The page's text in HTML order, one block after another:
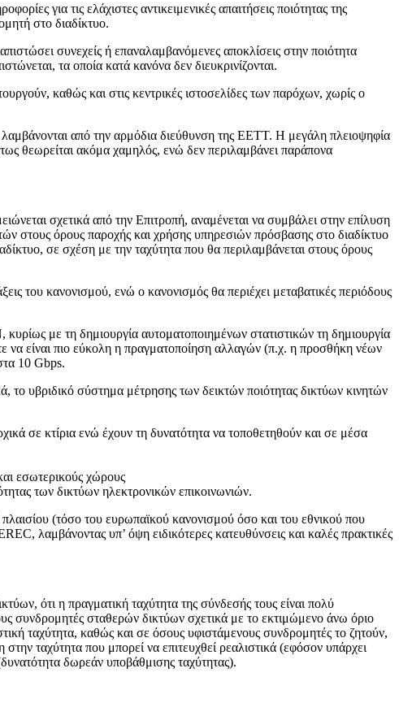
για τις ελάχιστες αντικειμενικές απαιτήσεις ποιότητας της
στο διαδίκτυο.
συνεχείς ή επαναλαμβανόμενες αποκλίσεις στην ποιότητα
τα οποία κατά κανόνα δεν διευκρινίζονται.
καθώς και στις κεντρικές ιστοσελίδες των παρόχων, χωρίς ο
από την αρμόδια διεύθυνση της ΕΕΤΤ. Η μεγάλη πλειοψηφία
θεωρείται ακόμα χαμηλός, ενώ δεν περιλαμβάνει παράπονα
σχετικά από την Επιτροπή, αναμένεται να συμβάλει στην επίλυση
στους όρους παροχής και χρήσης υπηρεσιών πρόσβασης στο διαδίκτυο
σε σχέση με την ταχύτητα που θα περιλαμβάνεται στους όρους
του κανονισμού, ενώ ο κανονισμός θα περιέχει μεταβατικές περιόδους
με τη δημιουργία αυτοματοποιημένων στατιστικών τη δημιουργία
να είναι πιο εύκολη η πραγματοποίηση αλλαγών (π.χ. η προσθήκη νέων
10 Gbps.
υβριδικό σύστημα μέτρησης των δεικτών ποιότητας δικτύων κινητών
σε κτίρια ενώ έχουν τη δυνατότητα να τοποθετηθούν και σε μέσα
εσωτερικούς χώρους
των δικτύων ηλεκτρονικών επικοινωνιών.
(τόσο του ευρωπαϊκού κανονισμού όσο και του εθνικού που
λαμβάνοντας υπ’ όψη ειδικότερες κατευθύνσεις και καλές πρακτικές
ότι η πραγματική ταχύτητα της σύνδεσής τους είναι πολύ
συνδρομητές σταθερών δικτύων σχετικά με το εκτιμώμενο άνω όριο
ταχύτητα, καθώς και σε όσους υφιστάμενους συνδρομητές το ζητούν,
ταχύτητα που μπορεί να επιτευχθεί ρεαλιστικά (εφόσον υπάρχει
δωρεάν υποβάθμισης ταχύτητας).